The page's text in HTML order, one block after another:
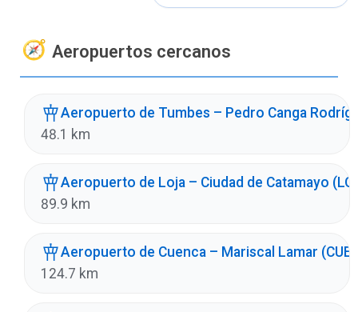
Aeropuertos cercanos
Aeropuerto de Tumbes – Pedro Canga
48.1 km
Aeropuerto de Loja – Ciudad de Catamayo
89.9 km
Aeropuerto de Cuenca – Mariscal Lamar (CUE)
124.7 km